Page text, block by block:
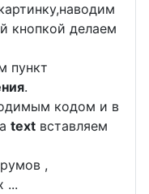
кнопкой делаем
пункт
.
кодом и в
text вставляем
,
...